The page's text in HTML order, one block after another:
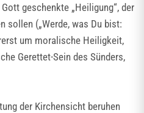
geschenkte „Heiligung“, der
sollen („Werde, was Du bist:
um moralische Heiligkeit,
Gerettet-Sein des Sünders,
der Kirchensicht beruhen